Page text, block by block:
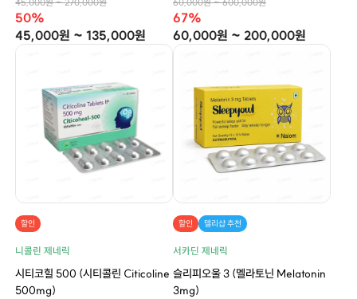
45,000원 ~ 270,000원
50%
45,000원 ~ 135,000원
60,000원 ~ 600,000원
67%
60,000원 ~ 200,000원
할인
니콜린 제네릭
시티코힐 500 (시티콜린 Citicoline
500mg)
할인 델리샵 추천
서카딘 제네릭
슬리피오울 3 (멜라토닌 Melatonin
3mg)